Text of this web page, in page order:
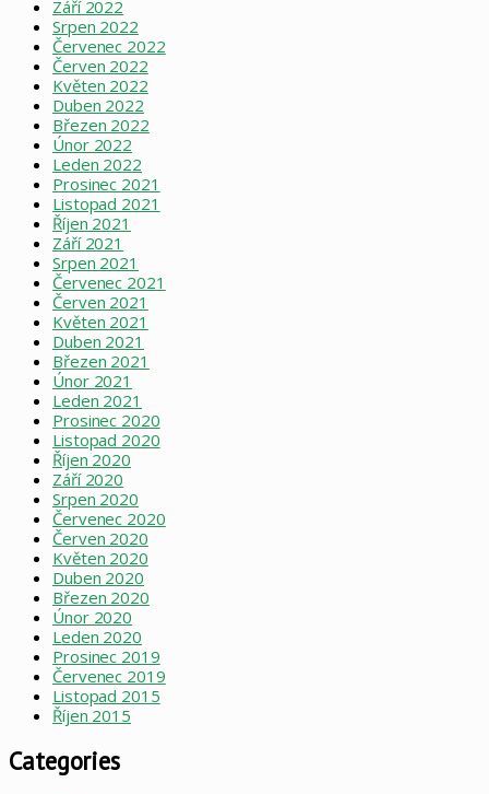
Září 2022
Srpen 2022
Červenec 2022
Červen 2022
Květen 2022
Duben 2022
Březen 2022
Únor 2022
Leden 2022
Prosinec 2021
Listopad 2021
Říjen 2021
Září 2021
Srpen 2021
Červenec 2021
Červen 2021
Květen 2021
Duben 2021
Březen 2021
Únor 2021
Leden 2021
Prosinec 2020
Listopad 2020
Říjen 2020
Září 2020
Srpen 2020
Červenec 2020
Červen 2020
Květen 2020
Duben 2020
Březen 2020
Únor 2020
Leden 2020
Prosinec 2019
Červenec 2019
Listopad 2015
Říjen 2015
Categories